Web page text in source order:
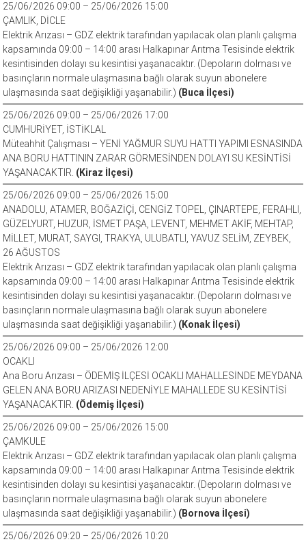
25/06/2026 09:00 – 25/06/2026 15:00
ÇAMLIK, DİCLE
Elektrik Arızası – GDZ elektrik tarafından yapılacak olan planlı çalışma
kapsamında 09:00 – 14:00 arası Halkapınar Arıtma Tesisinde elektrik
kesintisinden dolayı su kesintisi yaşanacaktır. (Depoların dolması ve
basınçların normale ulaşmasına bağlı olarak suyun abonelere
ulaşmasında saat değişikliği yaşanabilir.) (Buca İlçesi)
25/06/2026 09:00 – 25/06/2026 17:00
CUMHURİYET, İSTİKLAL
Müteahhit Çalışması – YENİ YAĞMUR SUYU HATTI YAPIMI ESNASINDA
ANA BORU HATTININ ZARAR GÖRMESİNDEN DOLAYI SU KESİNTİSİ
YAŞANACAKTIR. (Kiraz İlçesi)
25/06/2026 09:00 – 25/06/2026 15:00
ANADOLU, ATAMER, BOĞAZİÇİ, CENGİZ TOPEL, ÇINARTEPE, FERAHLI,
GÜZELYURT, HUZUR, İSMET PAŞA, LEVENT, MEHMET AKİF, MEHTAP,
MİLLET, MURAT, SAYGI, TRAKYA, ULUBATLI, YAVUZ SELİM, ZEYBEK,
26 AĞUSTOS
Elektrik Arızası – GDZ elektrik tarafından yapılacak olan planlı çalışma
kapsamında 09:00 – 14:00 arası Halkapınar Arıtma Tesisinde elektrik
kesintisinden dolayı su kesintisi yaşanacaktır. (Depoların dolması ve
basınçların normale ulaşmasına bağlı olarak suyun abonelere
ulaşmasında saat değişikliği yaşanabilir.) (Konak İlçesi)
25/06/2026 09:00 – 25/06/2026 12:00
OCAKLI
Ana Boru Arızası – ÖDEMİŞ İLÇESİ OCAKLI MAHALLESİNDE MEYDANA
GELEN ANA BORU ARIZASI NEDENİYLE MAHALLEDE SU KESİNTİSİ
YAŞANACAKTIR. (Ödemiş İlçesi)
25/06/2026 09:00 – 25/06/2026 15:00
ÇAMKULE
Elektrik Arızası – GDZ elektrik tarafından yapılacak olan planlı çalışma
kapsamında 09:00 – 14:00 arası Halkapınar Arıtma Tesisinde elektrik
kesintisinden dolayı su kesintisi yaşanacaktır. (Depoların dolması ve
basınçların normale ulaşmasına bağlı olarak suyun abonelere
ulaşmasında saat değişikliği yaşanabilir.) (Bornova İlçesi)
25/06/2026 09:20 – 25/06/2026 10:20